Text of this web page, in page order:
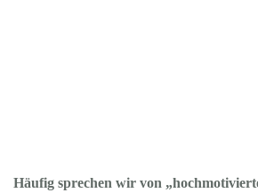
Häufig sprechen wir von